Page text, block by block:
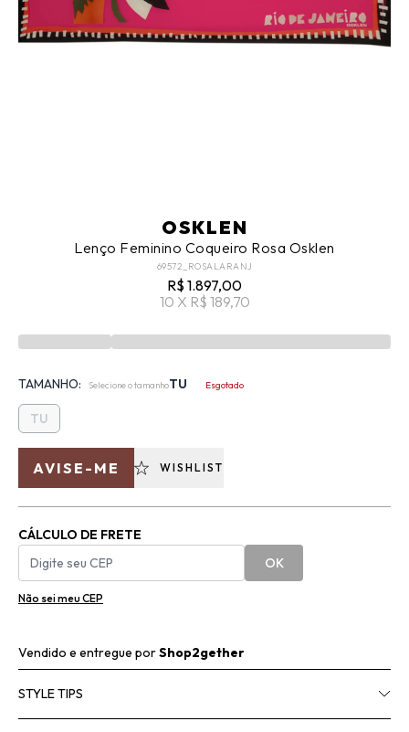
OSKLEN
Lenço Feminino Coqueiro Rosa Osklen
69572_ROSALARANJ
R$ 1.897,00
10 X R$ 189,70
TAMANHO: Selecione o tamanhoTU Esgotado
TU
AVISE-ME WISHLIST
CÁLCULO DE FRETE
OK
Não sei meu CEP
Vendido e entregue porShop2gether
STYLE TIPS